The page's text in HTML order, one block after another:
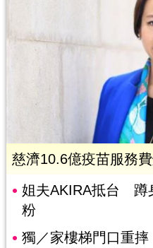
慈濟10.6億疫苗服務
姐夫AKIRA抵台 蹲
粉
獨／家樓梯門口重